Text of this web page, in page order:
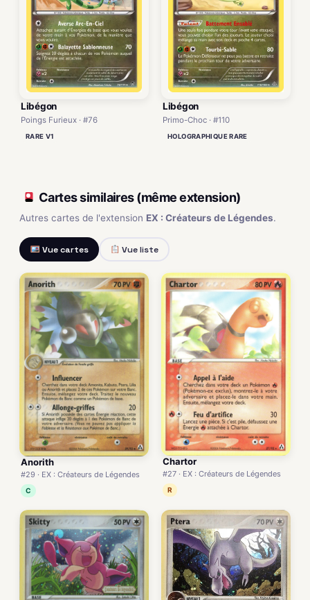
Libégon
Poings Furieux · #76
RARE V1
Libégon
Primo-Choc · #110
HOLOGRAPHIQUE RARE
Cartes similaires (même extension)
Autres cartes de l'extension EX : Créateurs de Légendes.
Vue cartes Vue liste
Anorith
#29 · EX : Créateurs de Légendes
C
Chartor
#27 · EX : Créateurs de Légendes
R